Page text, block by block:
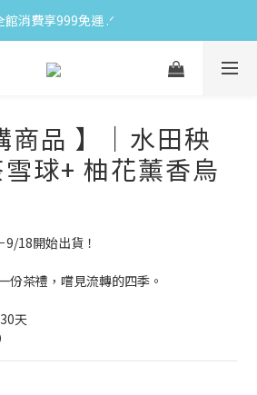
館消費享999免運 ‪‪.ᐟ
商品 】｜水田秧
球+ 柚花薰香烏
18開始出貨！
份茶禮，嚐見流轉的四季。
天